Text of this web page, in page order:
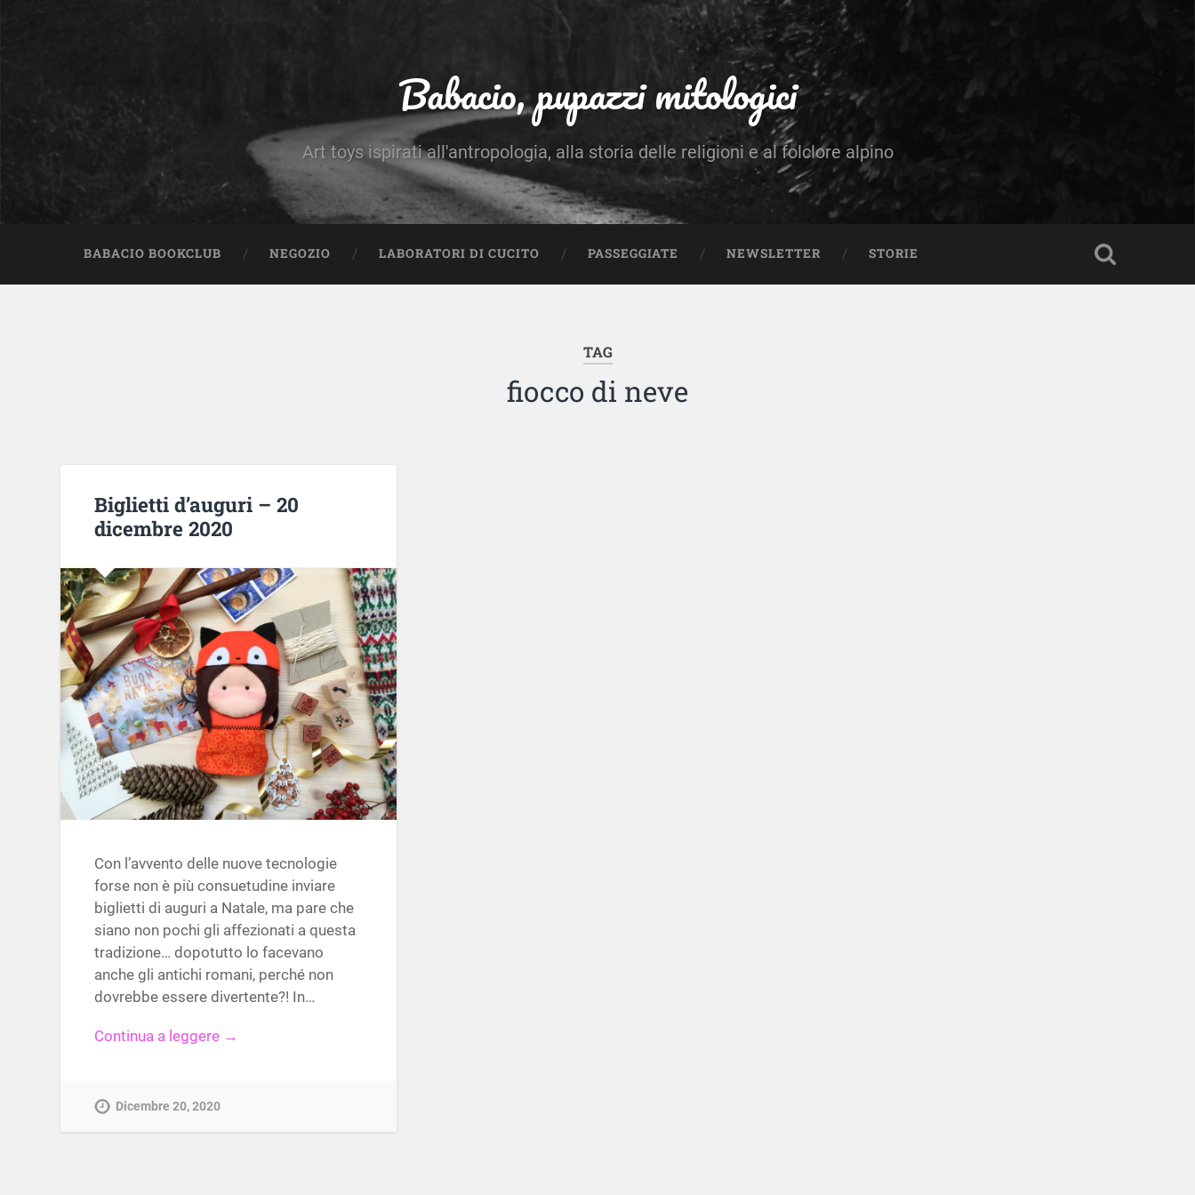
Babacio, pupazzi mitologici
Art toys ispirati all'antropologia, alla storia delle religioni e al folclore alpino
BABACIO BOOKCLUB NEGOZIO LABORATORI DI CUCITO PASSEGGIATE NEWSLETTER STORIE
TAG
fiocco di neve
Biglietti d’auguri – 20
dicembre 2020
Con l’avvento delle nuove tecnologie
forse non è più consuetudine inviare
biglietti di auguri a Natale, ma pare che
siano non pochi gli affezionati a questa
tradizione… dopotutto lo facevano
anche gli antichi romani, perché non
dovrebbe essere divertente?! In…
Continua a leggere →
Dicembre 20, 2020